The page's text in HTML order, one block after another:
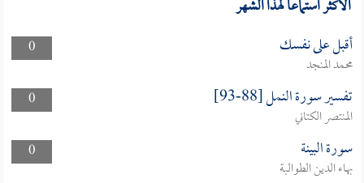
الأكثر استماعا لهذا الشهر
0 أقبل على نفسك
محمد المنجد
0
تفسير سورة النمل [88-93]
المنتصر الكتاني
0
سورة البينة
بهاء الدين الطوالبة